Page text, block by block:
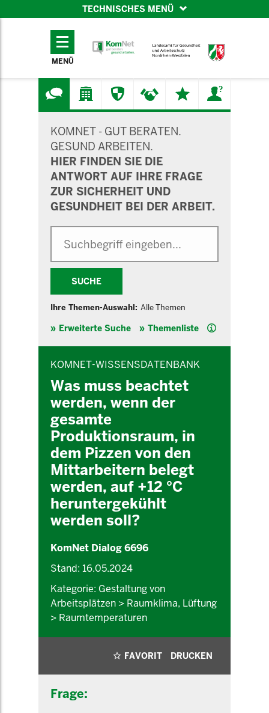
TECHNISCHES MENÜ
TECHNISCHES
MENÜ
KOMNET - GUT BERATEN.
GESUND ARBEITEN.
HIER FINDEN SIE DIE
ANTWORT AUF IHRE FRAGE
ZUR SICHERHEIT UND
GESUNDHEIT BEI DER ARBEIT.
SUCHE
Ihre Themen-Auswahl: Alle Themen
Erweiterte Suche Themenliste Hilfe
KOMNET-WISSENSDATENBANK
Was muss beachtet
werden, wenn der
gesamte
Produktionsraum, in
dem Pizzen von den
Mittarbeitern belegt
werden, auf +12 °C
heruntergekühlt
werden soll?
KomNet Dialog 6696
Stand: 16.05.2024
Kategorie: Gestaltung von
Arbeitsplätzen > Raumklima, Lüftung
> Raumtemperaturen
FAVORIT DRUCKEN
Frage: